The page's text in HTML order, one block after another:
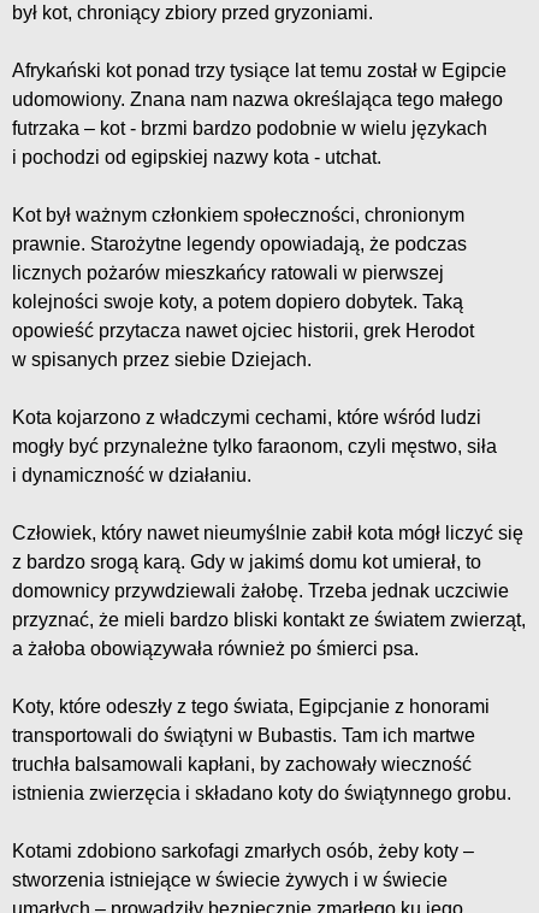
był kot, chroniący zbiory przed gryzoniami.
Afrykański kot ponad trzy tysiące lat temu został w Egipcie
udomowiony. Znana nam nazwa określająca tego małego
futrzaka – kot - brzmi bardzo podobnie w wielu językach
i pochodzi od egipskiej nazwy kota - utchat.
Kot był ważnym członkiem społeczności, chronionym
prawnie. Starożytne legendy opowiadają, że podczas
licznych pożarów mieszkańcy ratowali w pierwszej
kolejności swoje koty, a potem dopiero dobytek. Taką
opowieść przytacza nawet ojciec historii, grek Herodot
w spisanych przez siebie Dziejach.
Kota kojarzono z władczymi cechami, które wśród ludzi
mogły być przynależne tylko faraonom, czyli męstwo, siła
i dynamiczność w działaniu.
Człowiek, który nawet nieumyślnie zabił kota mógł liczyć się
z bardzo srogą karą. Gdy w jakimś domu kot umierał, to
domownicy przywdziewali żałobę. Trzeba jednak uczciwie
przyznać, że mieli bardzo bliski kontakt ze światem zwierząt,
a żałoba obowiązywała również po śmierci psa.
Koty, które odeszły z tego świata, Egipcjanie z honorami
transportowali do świątyni w Bubastis. Tam ich martwe
truchła balsamowali kapłani, by zachowały wieczność
istnienia zwierzęcia i składano koty do świątynnego grobu.
Kotami zdobiono sarkofagi zmarłych osób, żeby koty –
stworzenia istniejące w świecie żywych i w świecie
umarłych – prowadziły bezpiecznie zmarłego ku jego